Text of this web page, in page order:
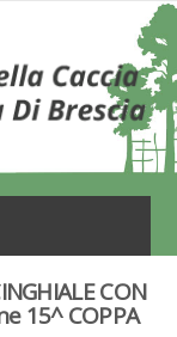
CON
15^ COPPA